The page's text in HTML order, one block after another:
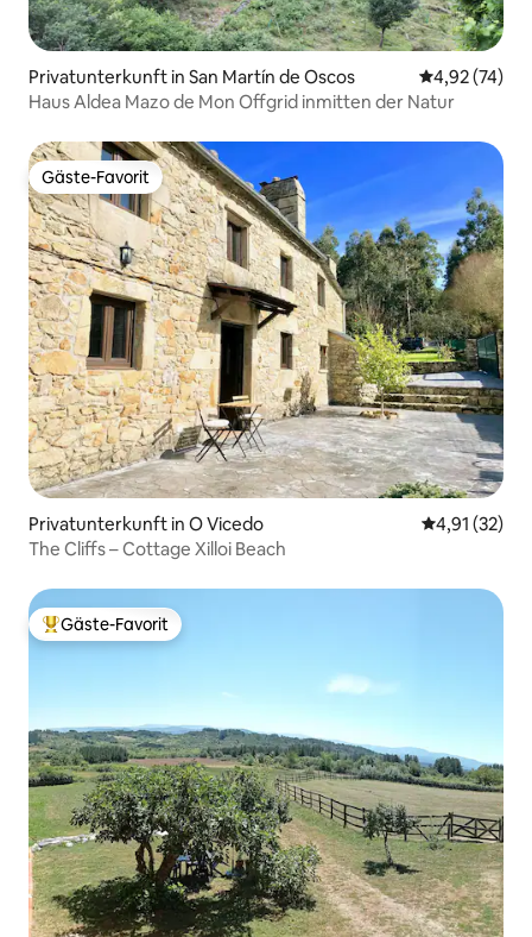
Privatunterkunft in San Martín de Oscos
4,92 (74)
Haus Aldea Mazo de Mon Offgrid inmitten der Natur
Gäste-Favorit
Gäste-Favorit
Privatunterkunft in O Vicedo
4,91 (32)
The Cliffs – Cottage Xilloi Beach
Beliebter Gäste-Favorit.
Gäste-Favorit